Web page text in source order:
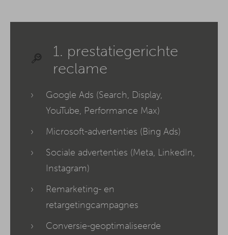
1. prestatiegerichte
reclame
Google Ads (Search, Display,
YouTube, Performance Max)
Microsoft-advertenties (Bing Ads)
Sociale advertenties (Meta, LinkedIn,
Instagram)
Remarketing- en
retargetingcampagnes
Conversie-geoptimaliseerde